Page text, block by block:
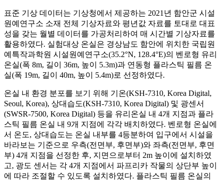
표준 기상 데이터는 기상청에서 제공하는 2021년 함안군 시설
원예연구소 소재 전체 기상자료와 평년값 자료를 토대로 대표
성을 갖는 월별 데이터를 가공처리하여 매 시간별 기상자료를
활용하였다. 실험대상 온실은 경상남도 함안에 위치한 국립원
예특작과학원 시설원예연구소(35.2°N, 128.4°E)의 벤로형 유리
온실(폭 8m, 길이 36m, 높이 5.3m)과 연동형 플라스틱 필름 온
실(폭 19m, 길이 40m, 높이 5.4m)로 선정하였다.
온실 내 환경 분포를 보기 위해 기온(KSH-7310, Korea Digital,
Seoul, Korea), 상대습도(KSH-7310, Korea Digital) 및 광센서
(SWSR-7500, Korea Digital) 등을 유리온실 내 4개 지점과 플라
스틱 필름 온실 내 9개 지점에 각각 배치하였다. 벤로형 온실에
서 온도, 상대습도는 온실 내부를 4등분하여 입구에서 시설을
바라보는 기준으로 우측(전면부, 후면부)와 좌측(전면부, 후면
부) 4개 지점을 선정한 후, 지면으로부터 2m 높이에 설치하였
고, 광도 센서는 각 4개 지점에서 파프리카 작물의 상단부 높이
에 따라 조절할 수 있도록 설치하였다. 플라스틱 필름 온실의